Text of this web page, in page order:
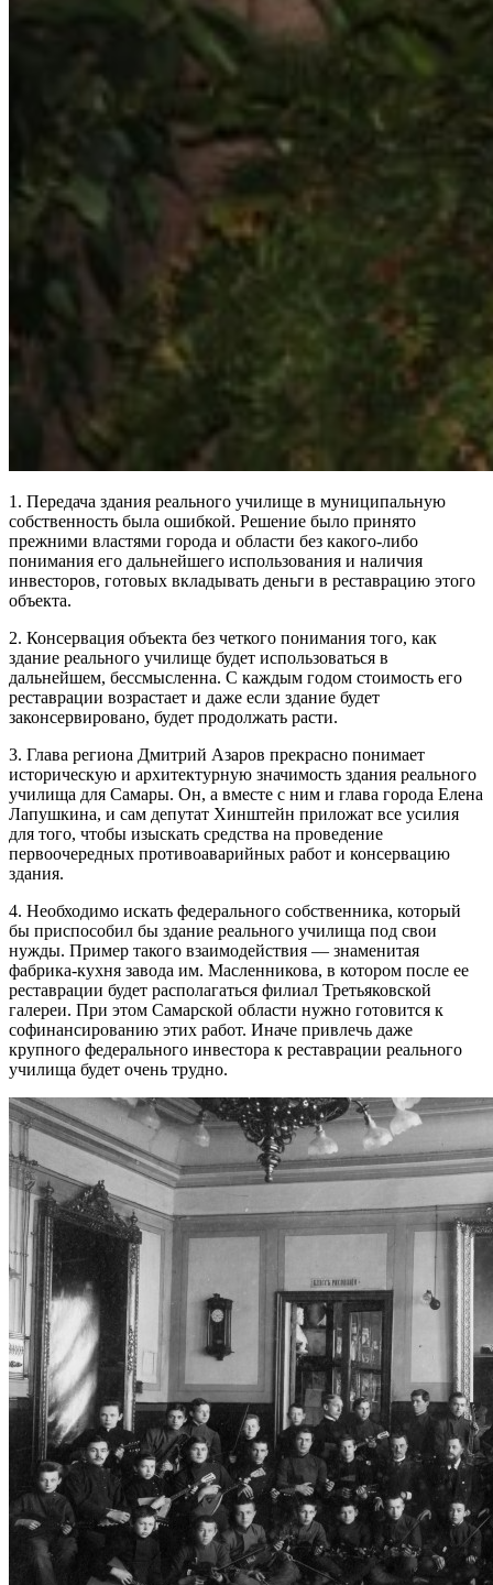
1. Передача здания реального училище в муниципальную
собственность была ошибкой. Решение было принято
прежними властями города и области без какого-либо
понимания его дальнейшего использования и наличия
инвесторов, готовых вкладывать деньги в реставрацию этого
объекта.
2. Консервация объекта без четкого понимания того, как
здание реального училище будет использоваться в
дальнейшем, бессмысленна. С каждым годом стоимость его
реставрации возрастает и даже если здание будет
законсервировано, будет продолжать расти.
3. Глава региона Дмитрий Азаров прекрасно понимает
историческую и архитектурную значимость здания реального
училища для Самары. Он, а вместе с ним и глава города Елена
Лапушкина, и сам депутат Хинштейн приложат все усилия
для того, чтобы изыскать средства на проведение
первоочередных противоаварийных работ и консервацию
здания.
4. Необходимо искать федерального собственника, который
бы приспособил бы здание реального училища под свои
нужды. Пример такого взаимодействия — знаменитая
фабрика-кухня завода им. Масленникова, в котором после ее
реставрации будет располагаться филиал Третьяковской
галереи. При этом Самарской области нужно готовится к
софинансированию этих работ. Иначе привлечь даже
крупного федерального инвестора к реставрации реального
училища будет очень трудно.